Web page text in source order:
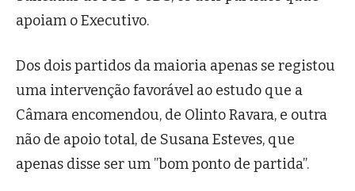
apoiam o Executivo.
Dos dois partidos da maioria apenas se registou
uma intervenção favorável ao estudo que a
Câmara encomendou, de Olinto Ravara, e outra
não de apoio total, de Susana Esteves, que
apenas disse ser um ”bom ponto de partida”.